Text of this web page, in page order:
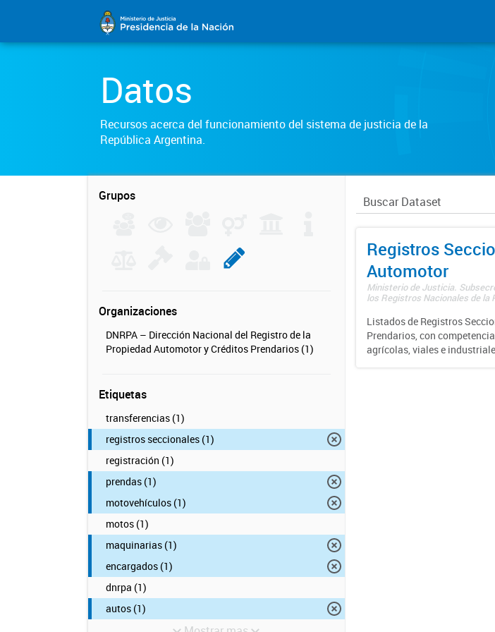
Datos
Recursos acerca del funcionamiento del sistema de justicia de la
República Argentina.
Grupos
Organizaciones
DNRPA – Dirección Nacional del Registro de la
Propiedad Automotor y Créditos Prendarios (1)
Etiquetas
transferencias (1)
registros seccionales (1)
registración (1)
prendas (1)
motovehículos (1)
motos (1)
maquinarias (1)
encargados (1)
dnrpa (1)
autos (1)
Registros
Automotor
Ministerio de Justicia.
los Registros Nacionales de la
Listados de Registros
Prendarios, con
agrícolas, viales e